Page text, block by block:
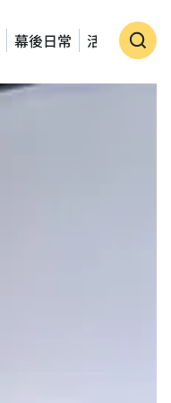
幕後日常 活動快訊